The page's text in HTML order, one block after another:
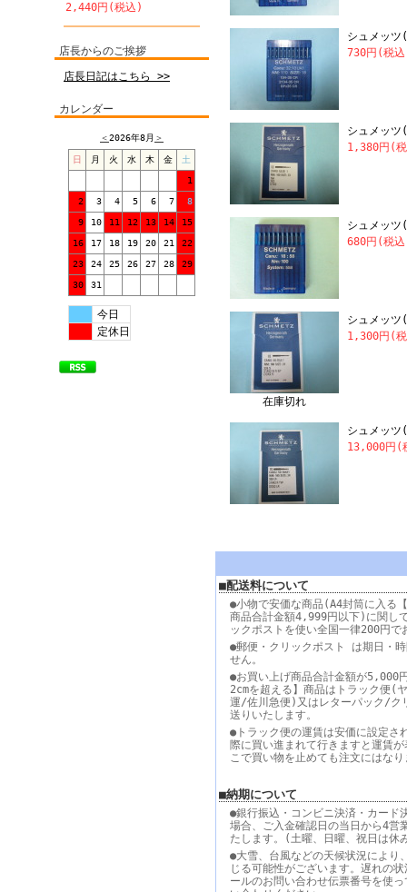
2,440円(税込)
店長からのご挨拶
店長日記はこちら >>
カレンダー
＜2026年8月 ＞
日 月 火 水 木 金 土
1
2 3 4 5 6 7 8
9 10 11 12 13 14 15
16 17 18 19 20 21 22
23 24 25 26 27 28 29
30 31
今日
定休日
シュメッ
730円(税
シュメッ
1,380円(
シュメッ
680円(税
在庫切れ
シュメッ
1,300円(
シュメッ
13,000円(
■配送料について
●小物で安価な商品(A4封筒に入る
商品合計金額4,999円以下)に関し
ックポストを使い全国一律200円で
●郵便・クリックポスト は期日・
せん。
●お買い上げ商品合計金額が5,000
2cmを超える】商品はトラック便(
運/佐川急便)又はレターパック/ク
送りいたします。
●トラック便の運賃は安価に設定さ
際に買い進まれて行きますと運賃
こで買い物を止めても注文にはな
■納期について
●銀行振込・コンビニ決済・カード
場合、ご入金確認日の当日から4営
たします。(土曜、日曜、祝日は休
●大雪、台風などの天候状況により
じる可能性がございます。遅れの
ールのお問い合わせ伝票番号を使